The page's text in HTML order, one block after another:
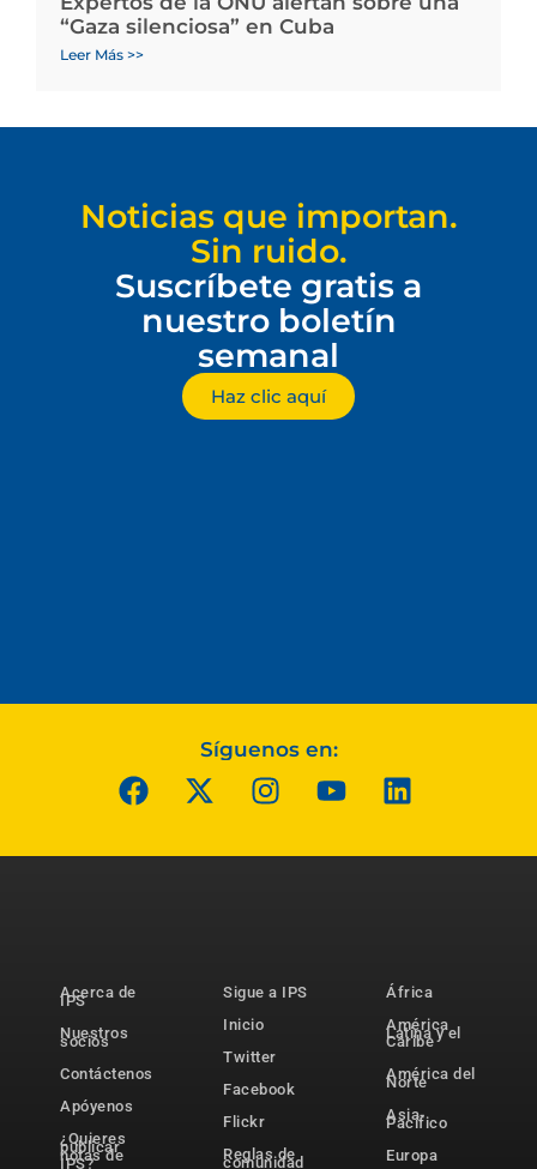
“Gaza silenciosa” en Cuba
Leer Más >>
Noticias que importan.
Sin ruido.
Suscríbete gratis a
nuestro boletín
semanal
Haz clic aquí
Síguenos en:
Acerca de
IPS
Nuestros
socios
Contáctenos
Apóyenos
¿Quieres
publicar
notas de
IPS?
Sigue a IPS
Inicio
Twitter
Facebook
Flickr
Reglas de
comunidad
África
América
Latina y el
Caribe
América del
Norte
Asia-
Pacífico
Europa